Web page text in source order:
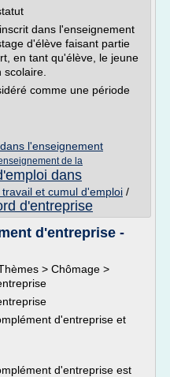
dans l'enseignement
d'élève faisant partie
en tant qu'élève, le jeune
comme une période
l'enseignement
de la
dans
et cumul d'emploi /
d'entreprise
d'entreprise -
> Chômage >
d'entreprise et
d'entreprise est